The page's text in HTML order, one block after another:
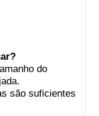
do
são suficientes